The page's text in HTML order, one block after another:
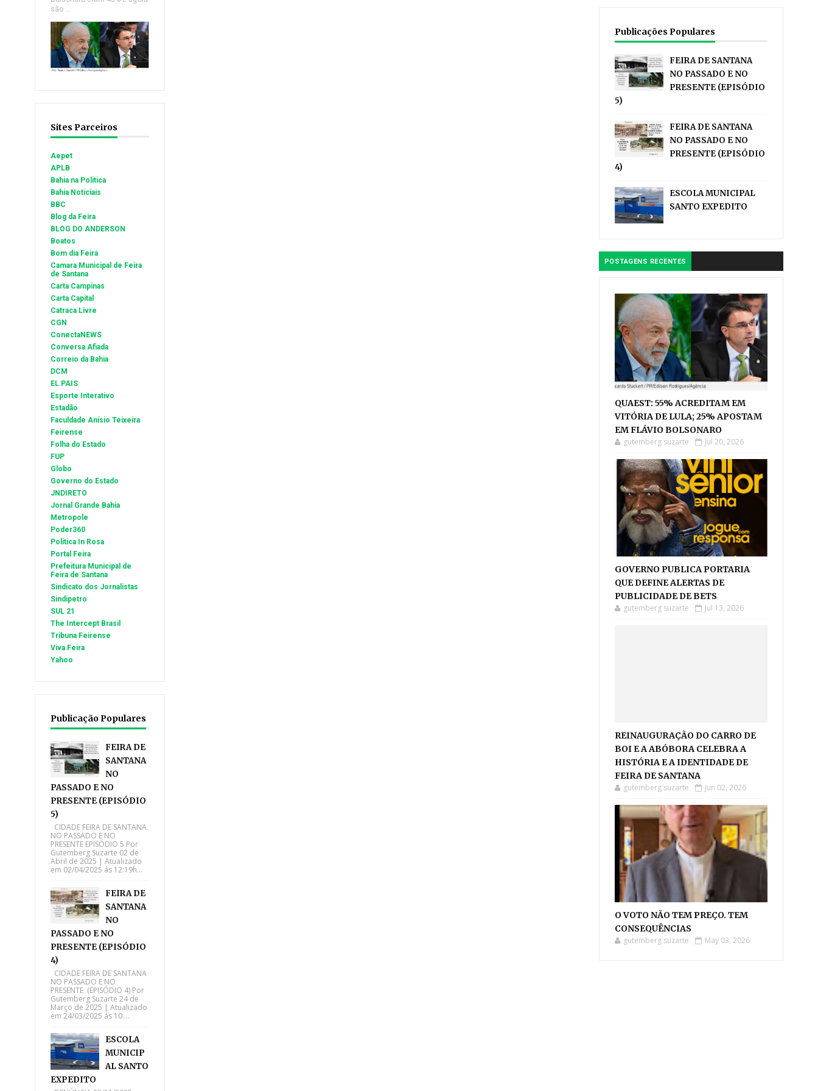
são ...
Sites Parceiros
Aepet
APLB
Bahia na Politica
Bahia Noticiais
BBC
Blog da Feira
BLOG DO ANDERSON
Boatos
Bom dia Feira
Camara Municipal de Feira
de Santana
Carta Campinas
Carta Capital
Catraca Livre
CGN
ConectaNEWS
Conversa Afiada
Correio da Bahia
DCM
EL PAIS
Esporte Interativo
Estadão
Faculdade Anísio Teixeira
Feirense
Folha do Estado
FUP
Globo
Governo do Estado
JNDIRETO
Jornal Grande Bahia
Metropole
Poder360
Politica In Rosa
Portal Feira
Prefeitura Municipal de
Feira de Santana
Sindicato dos Jornalistas
Sindipetro
SUL 21
The Intercept Brasil
Tribuna Feirense
Viva Feira
Yahoo
Publicação Populares
FEIRA DE
SANTANA
NO
PASSADO E NO
PRESENTE (EPISÓDIO
5)
CIDADE FEIRA DE SANTANA
NO PASSADO E NO
PRESENTE EPISÓDIO 5 Por
Gutemberg Suzarte 02 de
Abril de 2025 | Atualizado
em 02/04/2025 ás 12:19h...
FEIRA DE
SANTANA
NO
PASSADO E NO
PRESENTE (EPISÓDIO
4)
CIDADE FEIRA DE SANTANA
NO PASSADO E NO
PRESENTE (EPISÓDIO 4) Por
Gutemberg Suzarte 24 de
Março de 2025 | Atualizado
em 24/03/2025 ás 10:...
ESCOLA
MUNICIP
AL SANTO
EXPEDITO
Publicações Populares
FEIRA DE SANTANA
NO PASSADO E NO
PRESENTE (EPISÓDIO
5)
FEIRA DE SANTANA
NO PASSADO E NO
PRESENTE (EPISÓDIO
4)
ESCOLA MUNICIPAL
SANTO EXPEDITO
POSTAGENS RECENTES
QUAEST: 55% ACREDITAM EM
VITÓRIA DE LULA; 25% APOSTAM
EM FLÁVIO BOLSONARO
gutemberg suzarte Jul 20, 2026
GOVERNO PUBLICA PORTARIA
QUE DEFINE ALERTAS DE
PUBLICIDADE DE BETS
gutemberg suzarte Jul 13, 2026
REINAUGURAÇÃO DO CARRO DE
BOI E A ABÓBORA CELEBRA A
HISTÓRIA E A IDENTIDADE DE
FEIRA DE SANTANA
gutemberg suzarte Jun 02, 2026
O VOTO NÃO TEM PREÇO. TEM
CONSEQUÊNCIAS
gutemberg suzarte May 03, 2026